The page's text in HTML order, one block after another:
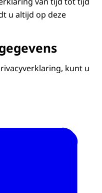
u altijd op deze
kunt u